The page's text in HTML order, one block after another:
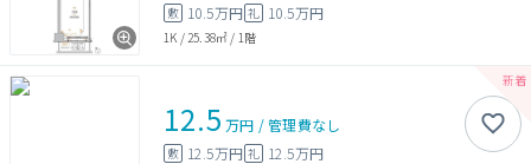
敷 10.5万円 礼 10.5万円
1K /25.38㎡ / 1階
12.5 万円 /管理費なし
敷 12.5万円 礼 12.5万円